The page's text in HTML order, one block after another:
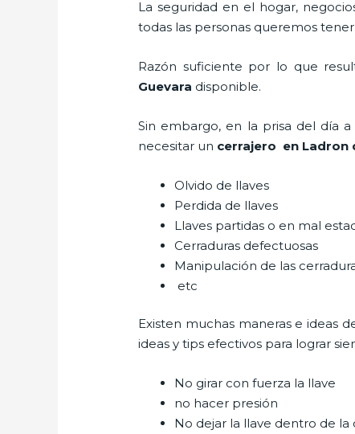
La seguridad en el hogar,
todas las personas queremos
Razón suficiente por lo que
Guevara disponible.
Sin embargo, en la prisa del día
necesitar un cerrajero en Ladron
Olvido de llaves
Perdida de llaves
Llaves partidas o en mal
Cerraduras defectuosas
Manipulación de las
etc
Existen muchas maneras e ideas
ideas y tips efectivos para lograr
No girar con fuerza la llave
no hacer presión
No dejar la llave dentro de la